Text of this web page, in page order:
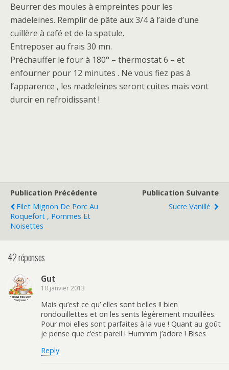
Beurrer des moules à empreintes pour les
madeleines. Remplir de pâte aux 3/4 à l’aide d’une
cuillère à café et de la spatule.
Entreposer au frais 30 mn.
Préchauffer le four à 180° – thermostat 6 – et
enfourner pour 12 minutes . Ne vous fiez pas à
l’apparence , les madeleines seront cuites mais vont
durcir en refroidissant !
Publication Précédente
Filet Mignon De Porc Au
Roquefort , Pommes Et
Noisettes
Publication Suivante
Sucre Vanillé
42 réponses
Gut
10 janvier 2013
Mais qu’est ce qu’ elles sont belles !! bien
rondouillettes et on les sents légèrement mouillées.
Pour moi elles sont parfaites à la vue ! Quant au goût
je pense que c’est pareil ! Hummm j’adore ! Bises
Reply